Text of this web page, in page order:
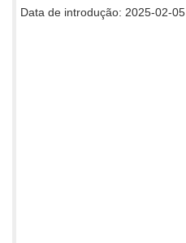
Data de introdução: 2025-02-05